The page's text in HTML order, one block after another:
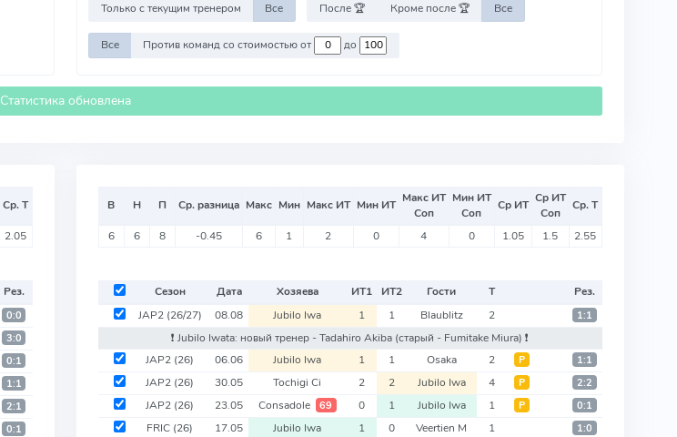
Только с текущим тренером Все После 🏆 Кроме после 🏆 Все
Все Против команд со стоимостью от до
Статистика обновлена
Ср. Т
2.05
Рез.
0:0
3:0
0:1
1:1
2:1
0:1
В Н П Ср. разница Макс Мин Макс ИТ Мин ИТ Макс ИТ
Соп
Мин ИТ
Соп
Ср ИТ Ср ИТ
Соп
Ср. Т
6 6 8 -0.45 6 1 2 0 4 0 1.05 1.5 2.55
Сезон Дата Хозяева ИТ1 ИТ2 Гости Т
Рез.
JAP2 (26/27) 08.08 Jubilo Iwa 1 1 Blaublitz 2 1:1
❗️ Jubilo Iwata: новый тренер - Tadahiro Akiba (старый - Fumitake Miura) ❗️
JAP2 (26) 06.06 Jubilo Iwa 1 1 Osaka 2 Р 1:1
JAP2 (26) 30.05 Tochigi Ci 2 2 Jubilo Iwa 4 Р 2:2
JAP2 (26) 23.05 Consadole 69 0 1 Jubilo Iwa 1 Р 0:1
FRIC (26) 17.05 Jubilo Iwa 1 0 Veertien M 1 1:0